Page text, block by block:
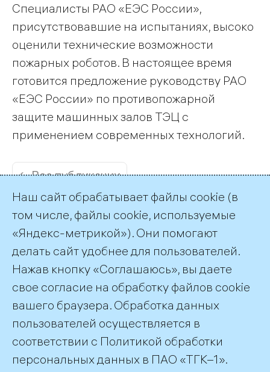
Специалисты РАО «ЕЭС России»,
присутствовавшие на испытаниях, высоко
оценили технические возможности
пожарных роботов. В настоящее время
готовится предложение руководству РАО
«ЕЭС России» по противопожарной
защите машинных залов ТЭЦ с
применением современных технологий.
← Все публикации
Пресс-служба ТГК-1
+7 (812) 688-32-84
press@tgc1.ru
©2026 ПАО «ТГК–1»
Наш сайт обрабатывает файлы cookie (в
том числе, файлы cookie, используемые
«Яндекс-метрикой»). Они помогают
делать сайт удобнее для пользователей.
Нажав кнопку «Соглашаюсь», вы даете
свое согласие на обработку файлов cookie
вашего браузера. Обработка данных
пользователей осуществляется в
соответствии с Политикой обработки
персональных данных в ПАО «ТГК–1».